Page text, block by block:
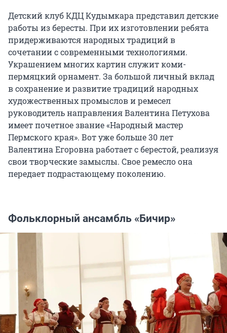
Детский клуб КДЦ Кудымкара представил детские
работы из бересты. При их изготовлении ребята
придерживаются народных традиций в
сочетании с современными технологиями.
Украшением многих картин служит коми-
пермяцкий орнамент. За большой личный вклад
в сохранение и развитие традиций народных
художественных промыслов и ремесел
руководитель направления Валентина Петухова
имеет почетное звание «Народный мастер
Пермского края». Вот уже больше 30 лет
Валентина Егоровна работает с берестой, реализуя
свои творческие замыслы. Свое ремесло она
передает подрастающему поколению.
Фольклорный ансамбль «Бичир»